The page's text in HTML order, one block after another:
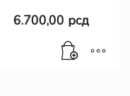
6.700,00 рсд